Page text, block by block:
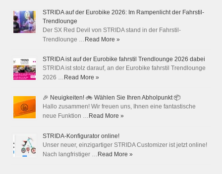
STRIDA auf der Eurobike 2026: Im Rampenlicht der Fahrstil-
Trendlounge
Der SX Red Devil von STRIDA stand in der Fahrstil-
Trendlounge … Read More »
STRIDA ist auf der Eurobike fahrstil Trendlounge 2026 dabei
STRIDA ist stolz darauf, an der Eurobike fahrstil Trendlounge
2026 … Read More »
🎉 Neuigkeiten! 🚲 Wählen Sie Ihren Abholpunkt 📦
Hallo zusammen! Wir freuen uns, Ihnen eine fantastische
neue Funktion … Read More »
STRIDA-Konfigurator online!
Unser neuer, einzigartiger STRIDA Customizer ist jetzt online!
Nach langfristiger … Read More »